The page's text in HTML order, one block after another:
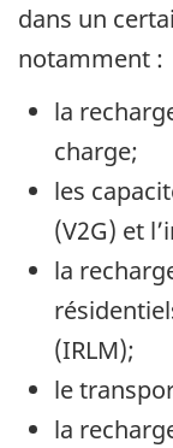
dans un
notamment :
la
charge;
les
(V2G) et
la
(IRLM);
le
la